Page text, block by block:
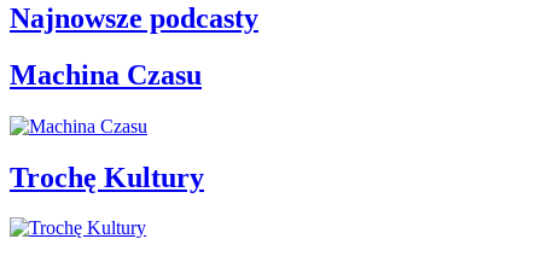
Najnowsze podcasty
Machina Czasu
Trochę Kultury